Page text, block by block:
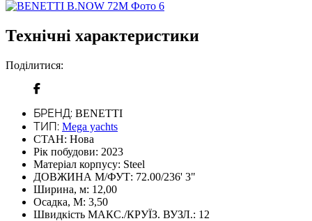
Технічні характеристики
Поділитися:
БРЕНД: BENETTI
ТИП: Mega yachts
СТАН: Нова
Рік побудови: 2023
Матеріал корпусу: Steel
ДОВЖИНА М/ФУТ: 72.00/236' 3"
Ширина, м: 12,00
Осадка, М: 3,50
Швидкість МАКС./КРУЇЗ. ВУЗЛ.: 12